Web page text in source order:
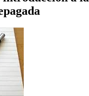
Quiénes Somos